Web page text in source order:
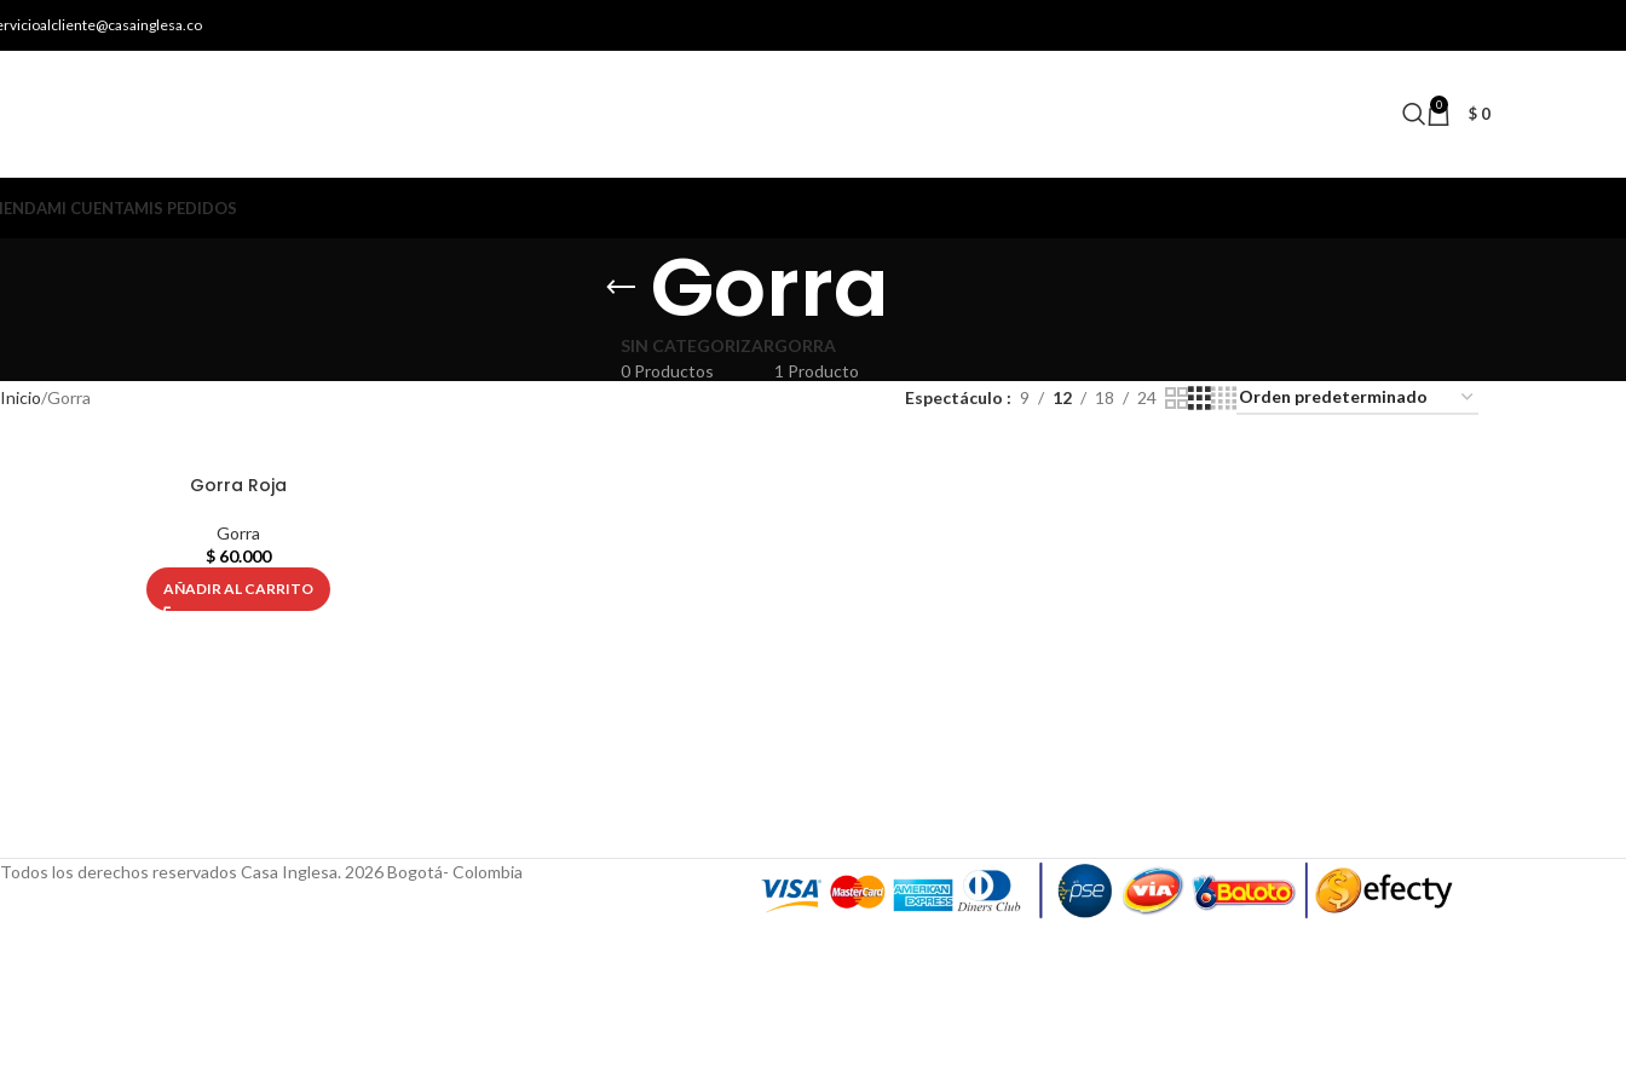
0 $ 0
MI CUENTAMIS PEDIDOS
Gorra
SIN CATEGORIZAR
0 Productos
GORRA
1 Producto
Inicio Gorra Espectáculo 9 12 18 24
Gorra Roja
Gorra
$ 60.000
AÑADIR AL CARRITO
Todos los derechos reservados Casa Inglesa. 2026 Bogotá- Colombia